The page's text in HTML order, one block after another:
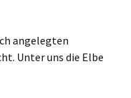
angelegten
Unter uns die Elbe